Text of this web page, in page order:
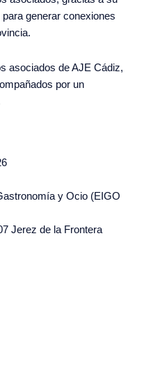
generar conexiones
asociados de AJE Cádiz,
por un
y Ocio (EIGO
Jerez de la Frontera